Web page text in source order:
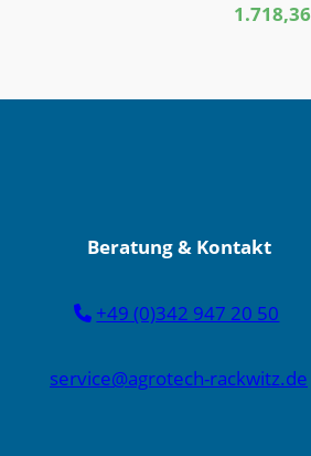
1.718,36
Beratung & Kontakt
+49 (0)342 947 20 50
service@agrotech-rackwitz.de